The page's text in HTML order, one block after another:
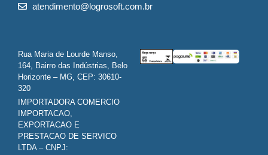
atendimento@logrosoft.com.br
Rua Maria de Lourde Manso,
164, Bairro das Indústrias, Belo
Horizonte – MG, CEP: 30610-
320
IMPORTADORA COMERCIO
IMPORTACAO,
EXPORTACAO E
PRESTACAO DE SERVICO
LTDA – CNPJ: